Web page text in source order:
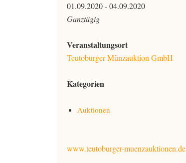
01.09.2020 - 04.09.2020
Ganztägig
Veranstaltungsort
Teutoburger Münzauktion GmbH
Kategorien
Auktionen
www.teutoburger-muenzauktionen.de